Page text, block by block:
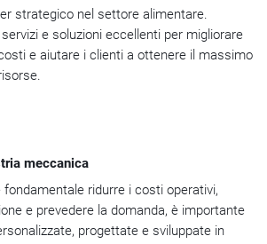
strategico nel settore alimentare.
e soluzioni eccellenti per migliorare
e aiutare i clienti a ottenere il massimo
meccanica
ridurre i costi operativi,
e prevedere la domanda, è importante
progettate e sviluppate in